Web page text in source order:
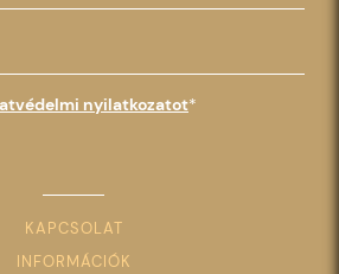
nyilatkozatot*
KAPCSOLAT
INFORMÁCIÓK